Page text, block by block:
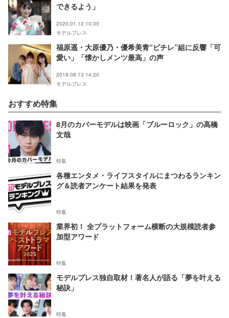
できるよう」
2020.01.12 10:30
モデルプレス
福原遥・大原優乃・優希美青“ピチレ”組に反響「可
愛い」「懐かしメンツ最高」の声
2019.08.13 14:20
モデルプレス
おすすめ特集
8月のカバーモデルは映画「ブルーロック」の高橋
文哉
特集
各種エンタメ・ライフスタイルにまつわるランキン
グ＆読者アンケート結果を発表
特集
業界初！ 全プラットフォーム横断の大規模読者参
加型アワード
特集
モデルプレス独自取材！著名人が語る「夢を叶える
秘訣」
特集